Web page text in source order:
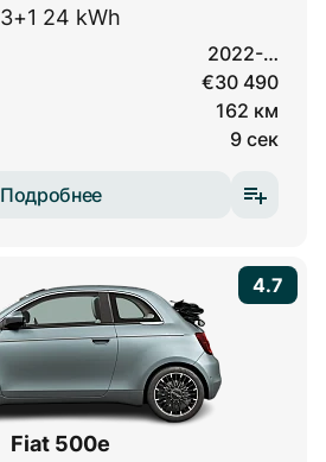
3+1 24 kWh
2022-…
€30 490
162 км
9 сек
Подробнее
4.7
Fiat 500e